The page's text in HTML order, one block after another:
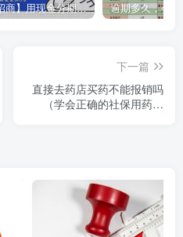
【招商】用现金分期提额，额度直上6万
下一篇
直接去药店买药不能报销吗
（学会正确的社保用药方